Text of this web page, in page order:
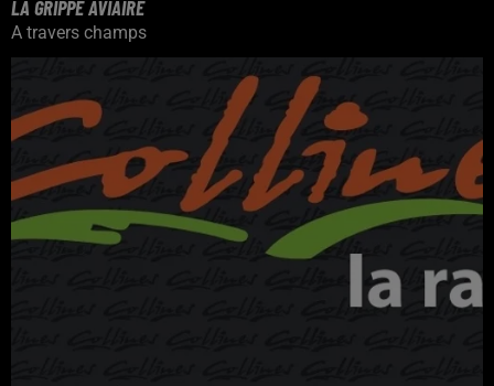
LA GRIPPE AVIAIRE
A travers champs